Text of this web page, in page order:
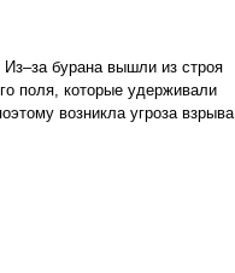
бурана вышли из строя
поля, которые удерживали
возникла угроза взрыва